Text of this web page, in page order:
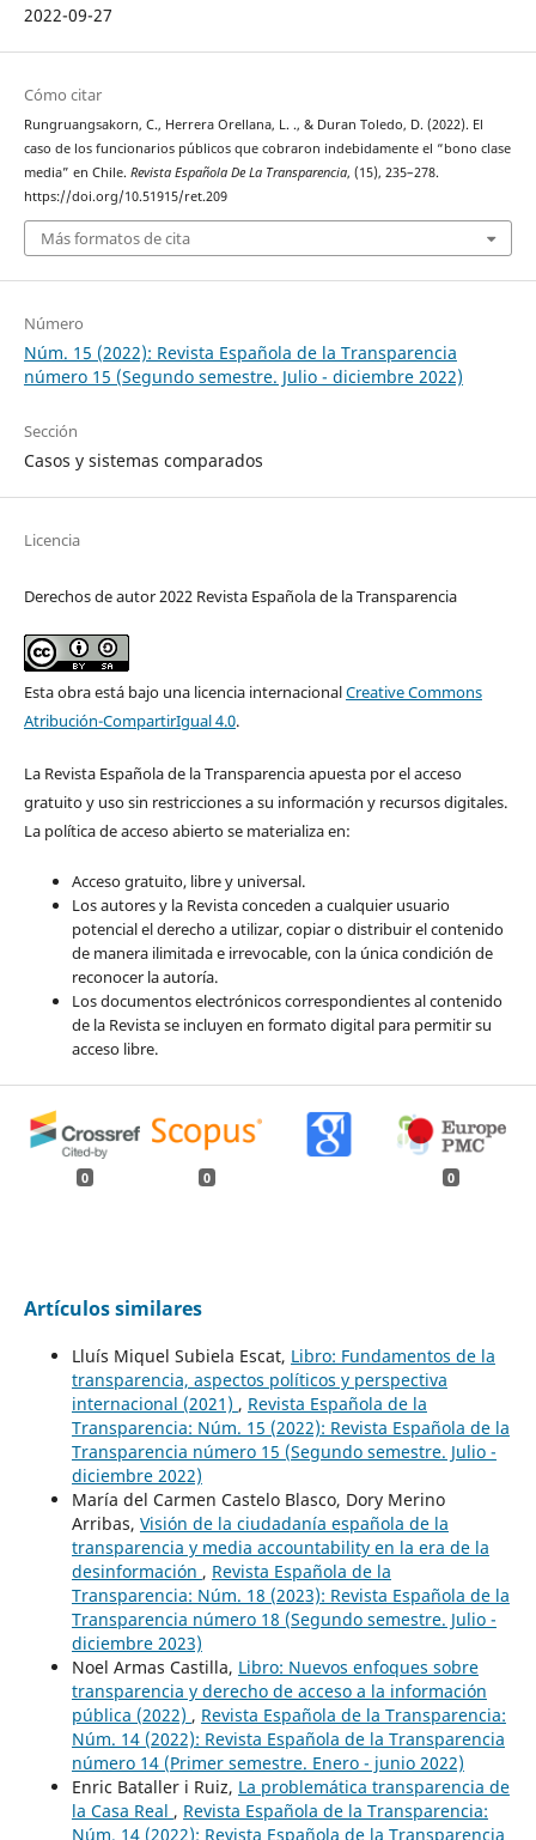
2022-09-27
Cómo citar
Rungruangsakorn, C., Herrera Orellana, L. ., & Duran Toledo, D. (2022). El
caso de los funcionarios públicos que cobraron indebidamente el “bono clase
media” en Chile. Revista Española De La Transparencia, (15), 235–278.
https://doi.org/10.51915/ret.209
Más formatos de cita
Número
Núm. 15 (2022): Revista Española de la Transparencia
número 15 (Segundo semestre. Julio - diciembre 2022)
Sección
Casos y sistemas comparados
Licencia
Derechos de autor 2022 Revista Española de la Transparencia
Esta obra está bajo una licencia internacionalCreative Commons
Atribución-CompartirIgual 4.0.
La Revista Española de la Transparencia apuesta por el acceso
gratuito y uso sin restricciones a su información y recursos digitales.
La política de acceso abierto se materializa en:
Acceso gratuito, libre y universal.
Los autores y la Revista conceden a cualquier usuario
potencial el derecho a utilizar, copiar o distribuir el contenido
de manera ilimitada e irrevocable, con la única condición de
reconocer la autoría.
Los documentos electrónicos correspondientes al contenido
de la Revista se incluyen en formato digital para permitir su
acceso libre.
0 0 0
Artículos similares
Lluís Miquel Subiela Escat, Libro: Fundamentos de la
transparencia, aspectos políticos y perspectiva
internacional (2021) , Revista Española de la
Transparencia: Núm. 15 (2022): Revista Española de la
Transparencia número 15 (Segundo semestre. Julio -
diciembre 2022)
María del Carmen Castelo Blasco, Dory Merino
Arribas, Visión de la ciudadanía española de la
transparencia y media accountability en la era de la
desinformación , Revista Española de la
Transparencia: Núm. 18 (2023): Revista Española de la
Transparencia número 18 (Segundo semestre. Julio -
diciembre 2023)
Noel Armas Castilla, Libro: Nuevos enfoques sobre
transparencia y derecho de acceso a la información
pública (2022) , Revista Española de la Transparencia:
Núm. 14 (2022): Revista Española de la Transparencia
número 14 (Primer semestre. Enero - junio 2022)
Enric Bataller i Ruiz, La problemática transparencia de
la Casa Real , Revista Española de la Transparencia:
Núm. 14 (2022): Revista Española de la Transparencia